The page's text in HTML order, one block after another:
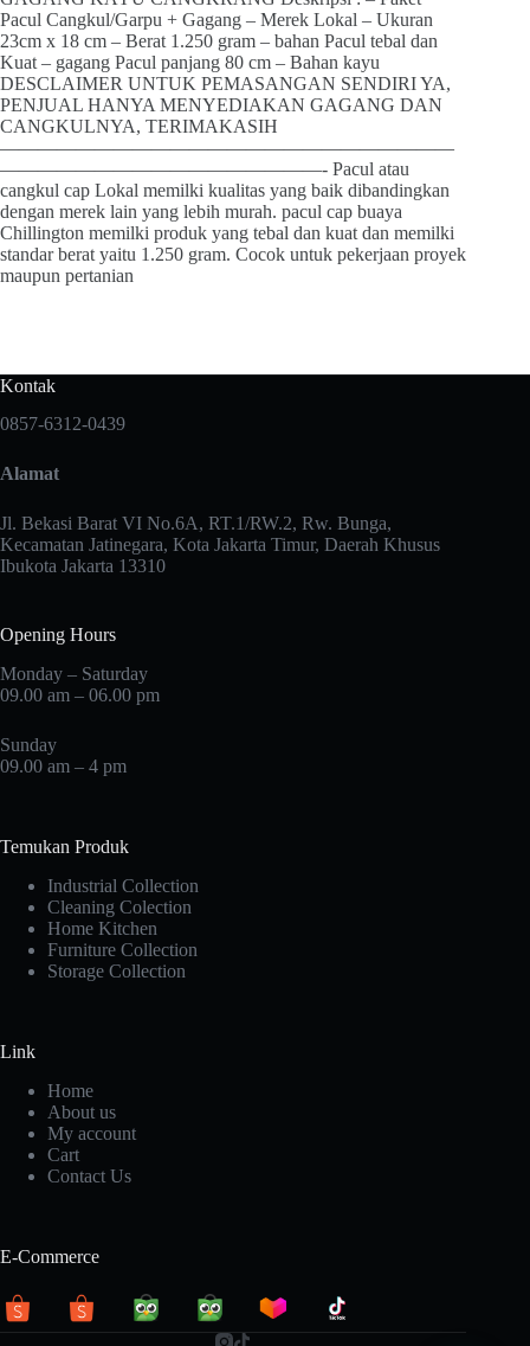
Pacul Cangkul/Garpu + Gagang – Merek Lokal – Ukuran
23cm x 18 cm – Berat 1.250 gram – bahan Pacul tebal dan
Kuat – gagang Pacul panjang 80 cm – Bahan kayu
DESCLAIMER UNTUK PEMASANGAN SENDIRI YA,
PENJUAL HANYA MENYEDIAKAN GAGANG DAN
CANGKULNYA, TERIMAKASIH
————————————————————————
—————————————————- Pacul atau
cangkul cap Lokal memilki kualitas yang baik dibandingkan
dengan merek lain yang lebih murah. pacul cap buaya
Chillington memilki produk yang tebal dan kuat dan memilki
standar berat yaitu 1.250 gram. Cocok untuk pekerjaan proyek
maupun pertanian
Kontak
0857-6312-0439
Alamat
Jl. Bekasi Barat VI No.6A, RT.1/RW.2, Rw. Bunga,
Kecamatan Jatinegara, Kota Jakarta Timur, Daerah Khusus
Ibukota Jakarta 13310
Opening Hours
Monday – Saturday
09.00 am – 06.00 pm
Sunday
09.00 am – 4 pm
Temukan Produk
Industrial Collection
Cleaning Colection
Home Kitchen
Furniture Collection
Storage Collection
Link
Home
About us
My account
Cart
Contact Us
E-Commerce